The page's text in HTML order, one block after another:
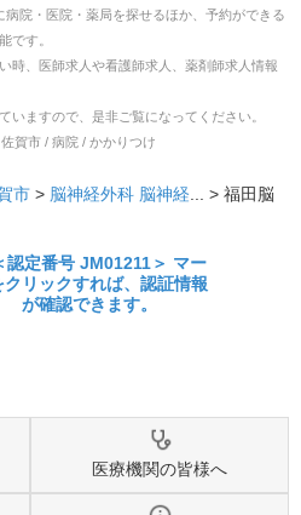
院・医院・薬局を探せるほか、予約ができる
です。
時、医師求人や看護師求人、薬剤師求人情報
いますので、是非ご覧になってください。
賀市 / 病院 / かかりつけ
市 > 脳神経外科 脳神経... > 福田脳
医療機関の皆様へ